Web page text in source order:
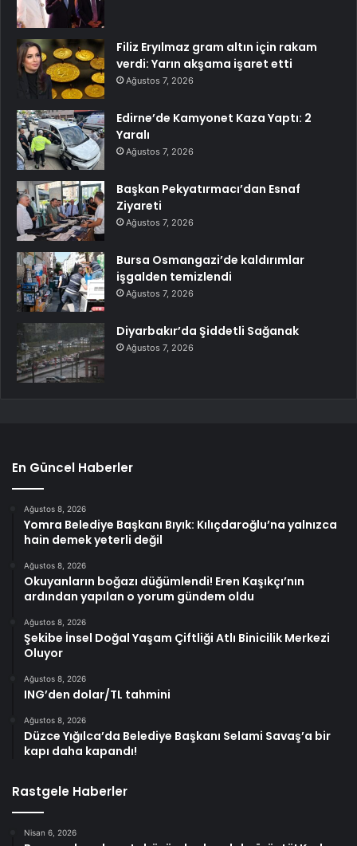
Filiz Eryılmaz gram altın için rakam
verdi: Yarın akşama işaret etti
Ağustos 7, 2026
Edirne’de Kamyonet Kaza Yaptı: 2
Yaralı
Ağustos 7, 2026
Başkan Pekyatırmacı’dan Esnaf
Ziyareti
Ağustos 7, 2026
Bursa Osmangazi’de kaldırımlar
işgalden temizlendi
Ağustos 7, 2026
Diyarbakır’da Şiddetli Sağanak
Ağustos 7, 2026
En Güncel Haberler
Ağustos 8, 2026
Yomra Belediye Başkanı Bıyık: Kılıçdaroğlu’na yalnızca
hain demek yeterli değil
Ağustos 8, 2026
Okuyanların boğazı düğümlendi! Eren Kaşıkçı’nın
ardından yapılan o yorum gündem oldu
Ağustos 8, 2026
Şekibe İnsel Doğal Yaşam Çiftliği Atlı Binicilik Merkezi
Oluyor
Ağustos 8, 2026
ING’den dolar/TL tahmini
Ağustos 8, 2026
Düzce Yığılca’da Belediye Başkanı Selami Savaş’a bir
kapı daha kapandı!
Rastgele Haberler
Nisan 6, 2026